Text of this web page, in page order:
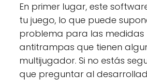
En primer lugar, este
tu juego, lo que puede
problema para las medidas
antitrampas que tienen
multijugador. Si no estás
que preguntar al